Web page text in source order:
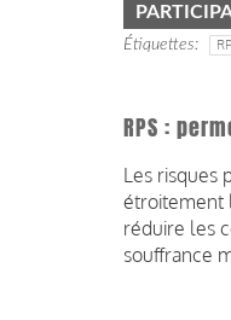
Étiquettes
RPS :
Les risques
étroitement
réduire les
souffrance